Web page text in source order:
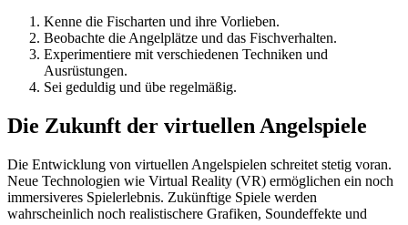
Kenne die Fischarten und ihre Vorlieben.
Beobachte die Angelplätze und das Fischverhalten.
Experimentiere mit verschiedenen Techniken und
Ausrüstungen.
Sei geduldig und übe regelmäßig.
Die Zukunft der virtuellen Angelspiele
Die Entwicklung von virtuellen Angelspielen schreitet stetig voran.
Neue Technologien wie Virtual Reality (VR) ermöglichen ein noch
immersiveres Spielerlebnis. Zukünftige Spiele werden
wahrscheinlich noch realistischere Grafiken, Soundeffekte und